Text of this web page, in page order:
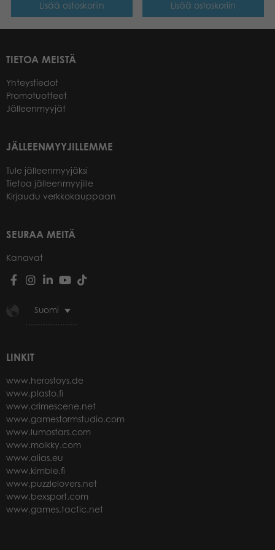
Lisää ostoskoriin Lisää ostoskoriin
TIETOA MEISTÄ
Yhteystiedot
Promotuotteet
Jälleenmyyjät
JÄLLEENMYYJILLEMME
Tule jälleenmyyjäksi
Tietoa jälleenmyyjille
Kirjaudu verkkokauppaan
SEURAA MEITÄ
Kanavat
Suomi
LINKIT
www.herostoys.de
www.plasto.fi
www.crimescene.net
www.gamestormstudio.com
www.lumostars.com
www.molkky.com
www.alias.eu
www.kimble.fi
www.puzzlelovers.net
www.bexsport.com
www.games.tactic.net